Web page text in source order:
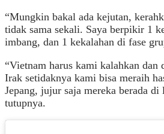
“Mungkin bakal ada kejutan,
tidak sama sekali. Saya berpikir 1
imbang, dan 1 kekalahan di fase
“Vietnam harus kami kalahkan dan
Irak setidaknya kami bisa meraih
Jepang, jujur saja mereka berada di
tutupnya.